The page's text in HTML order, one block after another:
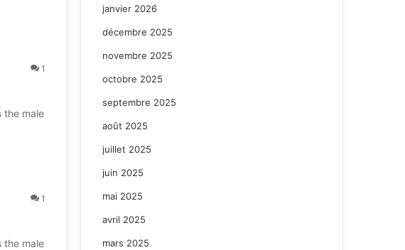
1
the male
1
the male
janvier 2026
décembre 2025
novembre 2025
octobre 2025
septembre 2025
août 2025
juillet 2025
juin 2025
mai 2025
avril 2025
mars 2025